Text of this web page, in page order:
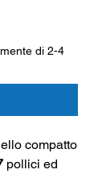
di 2-4
compatto
pollici ed